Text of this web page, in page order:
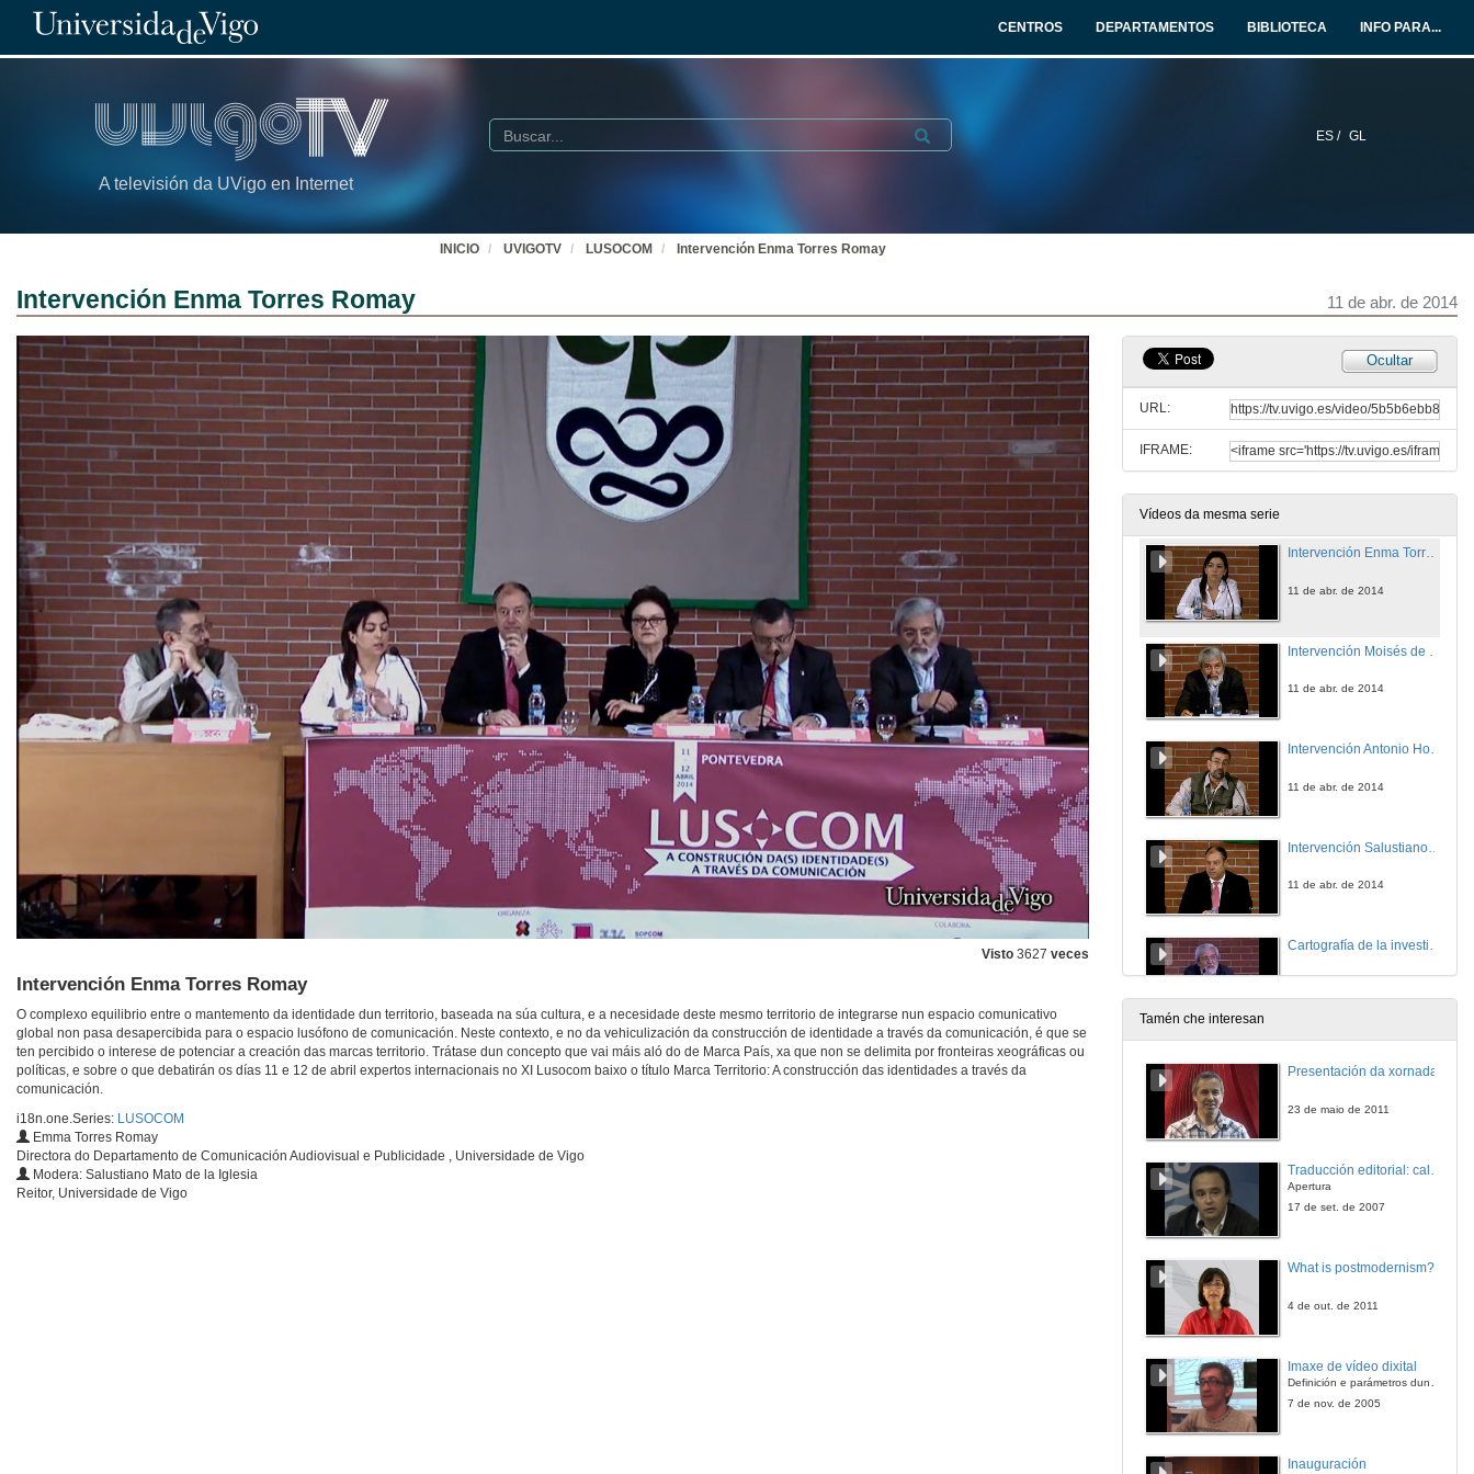
CENTROS DEPARTAMENTOS BIBLIOTECA INFO PARA...
A televisión da UVigo en Internet
ES / GL
Buscar Submit
INICIO UVIGOTV LUSOCOM Intervención Enma Torres Romay
Intervención Enma Torres Romay 11 de abr. de 2014
Visto 3627 veces
Intervención Enma Torres Romay
O complexo equilibrio entre o mantemento da identidade dun territorio, baseada na súa cultura, e a necesidade deste mesmo territorio de integrarse nun espacio comunicativo
global non pasa desapercibida para o espacio lusófono de comunicación. Neste contexto, e no da vehiculización da construcción de identidade a través da comunicación, é que se
ten percibido o interese de potenciar a creación das marcas territorio. Trátase dun concepto que vai máis aló do de Marca País, xa que non se delimita por fronteiras xeográficas ou
políticas, e sobre o que debatirán os días 11 e 12 de abril expertos internacionais no XI Lusocom baixo o título Marca Territorio: A construcción das identidades a través da
comunicación.
i18n.one.Series: LUSOCOM
Emma Torres Romay
Directora do Departamento de Comunicación Audiovisual e Publicidade , Universidade de Vigo
Modera: Salustiano Mato de la Iglesia
Reitor, Universidade de Vigo
Ocultar
URL:
IFRAME:
Vídeos da mesma serie
Intervención de Margarita Ledo Andión
Intervención de Ernesto Pedrosa
11 de abr. de 2014
Intervención Enma Torres Romay
11 de abr. de 2014
11 de abr. de 2014
Intervención Antonio Hohlfeldt
11 de abr. de 2014
11 de abr. de 2014
Cartografía de la investigación lusófona.
Representar o país. Intervención Regina Helena Giannotti
11 de abr. de 2014
11 de abr. de 2014
Tamén che interesan
Presentación da xornada
23 de maio de 2011
Apertura
17 de set. de 2007
What is postmodernism?
4 de out. de 2011
Imaxe de vídeo dixital
Definición e parámetros dunha imaxe dixital. Resolución e Aspecto. Profundidade da cor. Compresión. Frame por segundo. Entrelazado. Campos, cadros
7 de nov. de 2005
Inauguración